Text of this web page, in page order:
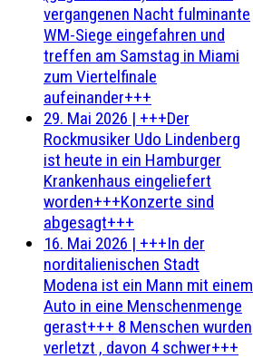
vergangenen Nacht fulminante
WM-Siege eingefahren und
treffen am Samstag in Miami
zum Viertelfinale
aufeinander+++
29. Mai 2026 | +++Der
Rockmusiker Udo Lindenberg
ist heute in ein Hamburger
Krankenhaus eingeliefert
worden+++Konzerte sind
abgesagt+++
16. Mai 2026 | +++In der
norditalienischen Stadt
Modena ist ein Mann mit einem
Auto in eine Menschenmenge
gerast+++ 8 Menschen wurden
verletzt , davon 4 schwer+++